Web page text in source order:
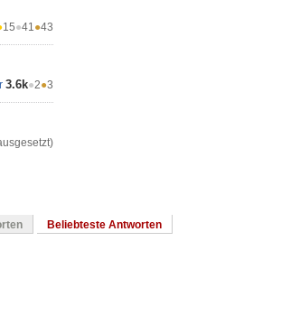
15●41●43
3.6k●2●3
Beliebteste Antworten